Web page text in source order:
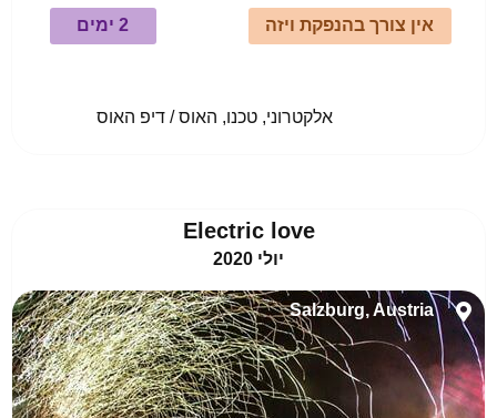
אין צורך בהנפקת ויזה 2 ימים
Electric love
יולי 2020
Salzburg, Austria